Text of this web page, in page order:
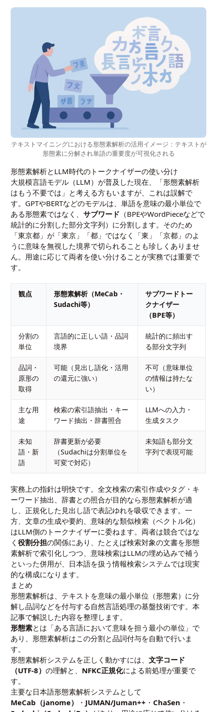
テキストマイニングにおける形態素解析の活用イメージ：テキストが
形態素に分解され単語の重要度が可視化される
形態素解析とLLM時代のトークナイザーの使い分け
大規模言語モデル（LLM）が普及した現在、「形態素解析
はもう不要では」と考える方もいますが、これは誤解で
す。GPTやBERTなどのモデルは、単語を意味の最小単位で
ある形態素ではなく、サブワード （BPEやWordPieceなどで
統計的に分割した部分文字列）に分割します。そのため
「東京都」が「東京」「都」ではなく「東」「京都」のよ
うに意味を無視した境界で切られることも珍しくありませ
ん。用途に応じて両者を使い分けることが実務では重要で
す。
観点
形態素解析（MeCab・
Sudachi等）
サブワードトー
クナイザー
（BPE等）
分割の
単位
言語的に正しい語・品詞
境界
統計的に頻出す
る部分文字列
品詞・
原形の
取得
可能（見出し語化・活用
の還元に強い）
不可（意味単位
の情報は持たな
い）
主な用
途
検索の索引語抽出・キー
ワード抽出・辞書照合
LLMへの入力・
生成タスク
未知
語・新
語
辞書更新が必要
（Sudachiは分割単位を
可変で対応）
未知語も部分文
字列で表現可能
実務上の指針は明快です。全文検索の索引作成やタグ・キ
ーワード抽出、辞書との照合が目的なら形態素解析が適
し、正規化した見出し語で表記ゆれを吸収できます。一
方、文章の生成や要約、意味的な類似検索（ベクトル化）
はLLM側のトークナイザーに委ねます。両者は競合ではな
く役割分担の関係にあり、たとえば検索対象の文書を形態
素解析で索引化しつつ、意味検索はLLMの埋め込みで補う
といった併用が、日本語を扱う情報検索システムでは現実
的な構成になります。
まとめ
形態素解析は、テキストを意味の最小単位（形態素）に分
解し品詞などを付与する自然言語処理の基盤技術です。本
記事で解説した内容を整理します。
形態素とは「ある言語において意味を担う最小の単位」で
あり、形態素解析はこの分割と品詞付与を自動で行いま
す。
形態素解析システムを正しく動かすには、文字コード
（UTF-8）の理解と、 NFKC正規化による前処理が重要で
す。
主要な日本語形態素解析システムとして
MeCab（janome）
・ JUMAN/Juman++ ・ ChaSen ・